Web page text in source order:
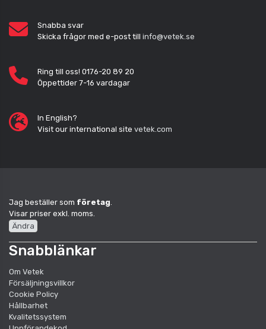
Snabba svar
Skicka frågor med e-post till info@vetek.se
Ring till oss! 0176-20 89 20
Öppettider 7-16 vardagar
In English?
Visit our international site vetek.com
Jag beställer som företag.
Visar priser exkl. moms.
Ändra
Snabblänkar
Om Vetek
Försäljningsvillkor
Cookie Policy
Hållbarhet
Kvalitetssystem